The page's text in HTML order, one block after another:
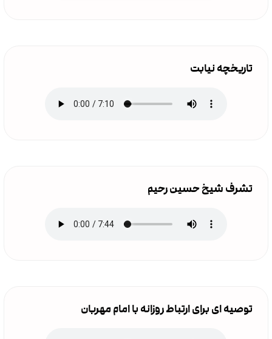
تاریخچه نیابت
تشرف شیخ حسین رحیم
توصیه ای برای ارتباط روزانه با امام مهربان